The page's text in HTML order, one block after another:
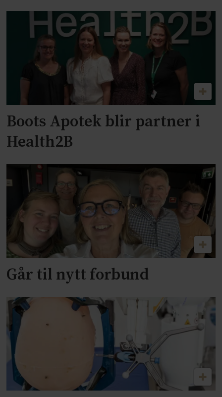
Boots Apotek blir partner i
Health2B
Går til nytt forbund